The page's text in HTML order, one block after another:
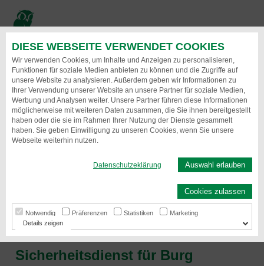
DIESE WEBSEITE VERWENDET COOKIES
Wir verwenden Cookies, um Inhalte und Anzeigen zu personalisieren,
Funktionen für soziale Medien anbieten zu können und die Zugriffe auf
unsere Website zu analysieren. Außerdem geben wir Informationen zu
Ihrer Verwendung unserer Website an unsere Partner für soziale Medien,
Werbung und Analysen weiter. Unsere Partner führen diese Informationen
möglicherweise mit weiteren Daten zusammen, die Sie ihnen bereitgestellt
haben oder die sie im Rahmen Ihrer Nutzung der Dienste gesammelt
haben. Sie geben Einwilligung zu unseren Cookies, wenn Sie unsere
Webseite weiterhin nutzen.
Datenschutzeklärung Auswahl erlauben
Cookies zulassen
Notwendig Präferenzen Statistiken
Marketing
Details
zum
Inhalt
Wir sind Ihr verlässlicher Partner
Sicherheitsdienst für Burg